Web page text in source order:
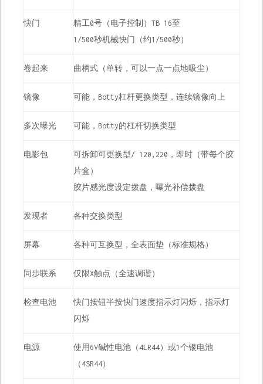
快门
精工0号（电子控制）TB 16至
1/500秒机械快门（约1/500秒）
卷起来 曲柄式（单转，可以一点一点地吸尘）
镜像 可能，Botty杠杆更换类型，连续镜像向上
多次曝光 可能，Botty的杠杆切换类型
电影包
可拆卸可更换型/ 120,220，即时（带每个胶
片盒）
胶片感光度设定拨盘，曝光补偿拨盘
发现者 各种交换类型
屏幕 各种可互换型，全表面垫（标准规格）
同步联系 仅限X触点（全速调谐）
检查电池
快门按钮半按快门速度指示灯闪烁，指示灯
闪烁
电源
使用6V碱性电池（4LR44）或1个银电池
（4SR44）